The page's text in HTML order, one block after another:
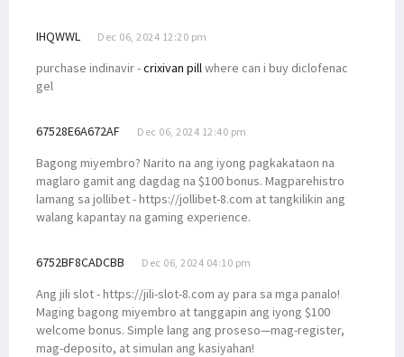
IHQWWL Dec 06, 2024 12:20 pm
purchase indinavir -crixivan pillwhere can i buy diclofenac
gel
67528E6A672AF Dec 06, 2024 12:40 pm
Bagong miyembro? Narito na ang iyong pagkakataon na
maglaro gamit ang dagdag na $100 bonus. Magparehistro
lamang sa jollibet - https://jollibet-8.com at tangkilikin ang
walang kapantay na gaming experience.
6752BF8CADCBB Dec 06, 2024 04:10 pm
Ang jili slot - https://jili-slot-8.com ay para sa mga panalo!
Maging bagong miyembro at tanggapin ang iyong $100
welcome bonus. Simple lang ang proseso—mag-register,
mag-deposito, at simulan ang kasiyahan!